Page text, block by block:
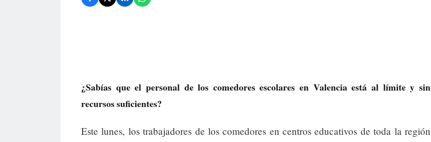
¿Sabías que el personal de los comedores escolares en Valencia está al límite y sin
recursos suficientes?
Este lunes, los trabajadores de los comedores en centros educativos de toda la región